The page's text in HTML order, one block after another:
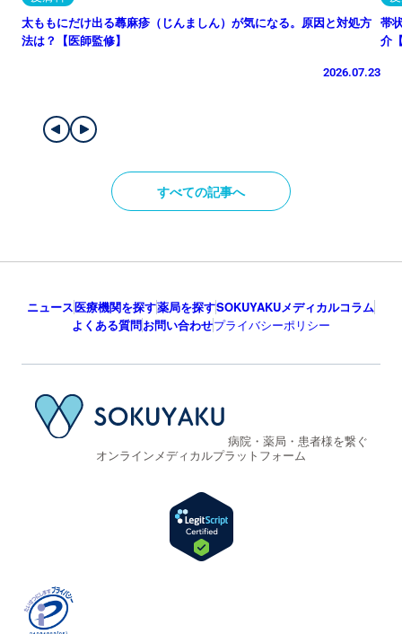
太ももにだけ出る蕁麻疹（じんましん）が気になる。原因と対処方
法は？【医師監修】
2026.07.23
帯
介
すべての記事へ
ニュース医療機関を探す薬局を探すSOKUYAKUメディカルコラム
よくある質問お問い合わせプライバシーポリシー
病院・薬局・患者様を繋ぐ
オンラインメディカルプラットフォーム